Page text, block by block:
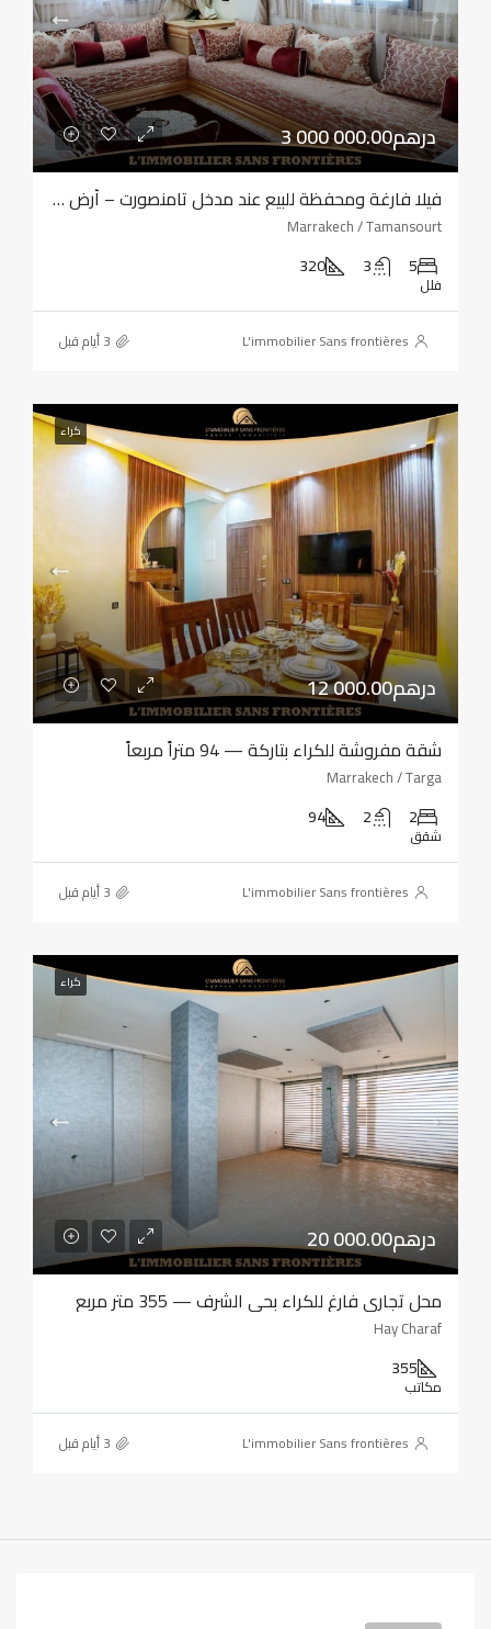
3 000 000.00درهم
فيلا فارغة ومحفظة للبيع عند مدخل تامنصورت – أرض بمساحة 320 مترًا مربعًا – أربع واجهات
Marrakech / Tamansourt
5
3
320
فلل
L'immobilier Sans frontières
كراء
12 000.00درهم
شقة مفروشة للكراء بتاركة — 94 متراً مربعاً
Marrakech / Targa
2
2
94
شقق
L'immobilier Sans frontières
كراء
20 000.00درهم
محل تجاري فارغ للكراء بحي الشرف — 355 متر مربع
Hay Charaf
355
مكاتب
L'immobilier Sans frontières